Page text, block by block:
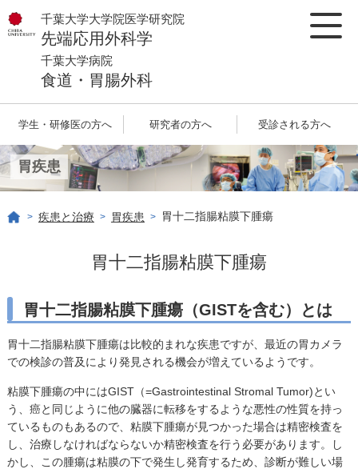
千葉大学大学院医学研究院
先端応用外科学
千葉大学病院
食道・胃腸外科
学生・研修医の方へ 研究者の方へ 受診される方へ
胃疾患
> 疾患と治療 > 胃疾患 > 胃十二指腸粘膜下腫瘍
胃十二指腸粘膜下腫瘍
胃十二指腸粘膜下腫瘍（GISTを含む）とは
胃十二指腸粘膜下腫瘍は比較的まれな疾患ですが、最近の胃カメラ
での検診の普及により発見される機会が増えているようです。
粘膜下腫瘍の中にはGIST（=Gastrointestinal Stromal Tumor)とい
う、癌と同じように他の臓器に転移をするような悪性の性質を持っ
ているものもあるので、粘膜下腫瘍が見つかった場合は精密検査を
し、治療しなければならないか精密検査を行う必要があります。し
かし、この腫瘍は粘膜の下で発生し発育するため、診断が難しい場